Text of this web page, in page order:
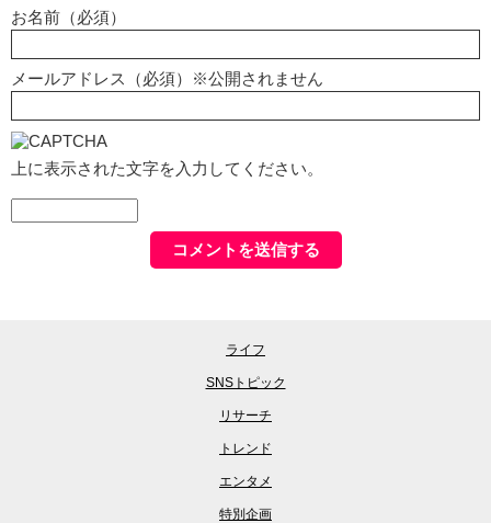
お名前（必須）
メールアドレス（必須）※公開されません
上に表示された文字を入力してください。
ライフ
SNSトピック
リサーチ
トレンド
エンタメ
特別企画